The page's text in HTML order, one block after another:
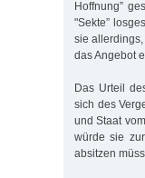
Hoffnung”
"Sekte”
sie
das Angebot
Das Urteil
sich des
und Staat
würde sie
absitzen